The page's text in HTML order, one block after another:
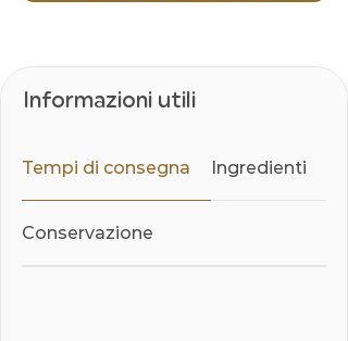
Informazioni utili
Tempi di consegna Ingredienti
Conservazione